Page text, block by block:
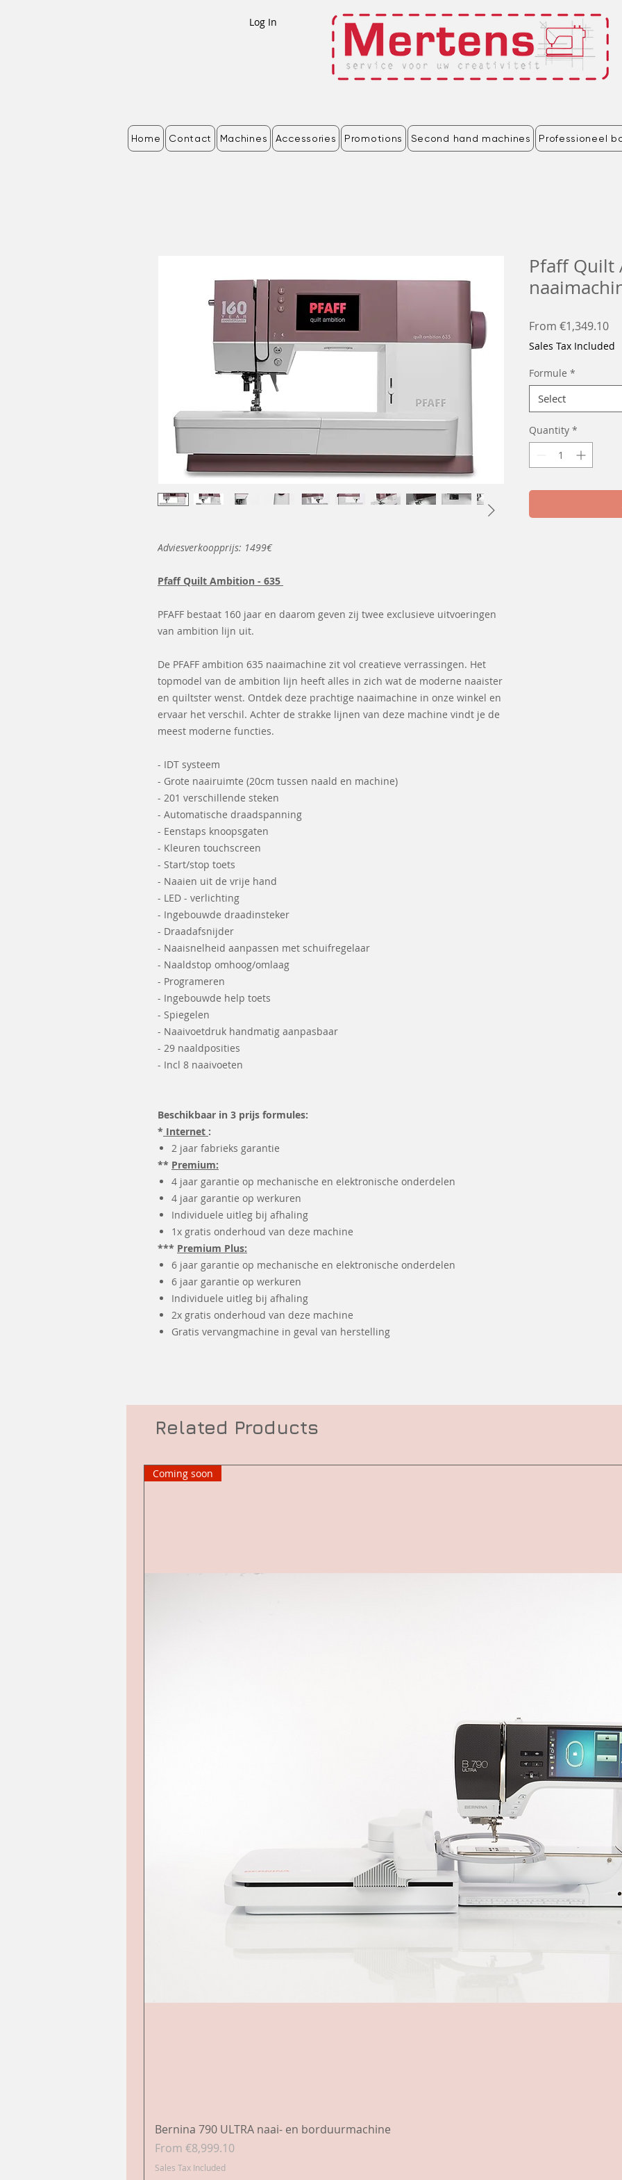
Log In
Home Contact Machines Accessories Promotions Second hand machines Professioneel
Adviesverkoopprijs: 1499€
Pfaff Quilt Ambition - 635
PFAFF bestaat 160 jaar en daarom geven zij twee exclusieve uitvoeringen
van ambition lijn uit.
De PFAFF ambition 635 naaimachine zit vol creatieve verrassingen. Het
topmodel van de ambition lijn heeft alles in zich wat de moderne naaister
en quiltster wenst. Ontdek deze prachtige naaimachine in onze winkel en
ervaar het verschil. Achter de strakke lijnen van deze machine vindt je de
meest moderne functies.
- IDT systeem
- Grote naairuimte (20cm tussen naald en machine)
- 201 verschillende steken
- Automatische draadspanning
- Eenstaps knoopsgaten
- Kleuren touchscreen
- Start/stop toets
- Naaien uit de vrije hand
- LED - verlichting
- Ingebouwde draadinsteker
- Draadafsnijder
- Naaisnelheid aanpassen met schuifregelaar
- Naaldstop omhoog/omlaag
- Programeren
- Ingebouwde help toets
- Spiegelen
- Naaivoetdruk handmatig aanpasbaar
- 29 naaldposities
- Incl 8 naaivoeten
Beschikbaar in 3 prijs formules:
* Internet :
2 jaar fabrieks garantie
** Premium:
4 jaar garantie op mechanische en elektronische onderdelen
4 jaar garantie op werkuren
Individuele uitleg bij afhaling
1x gratis onderhoud van deze machine
*** Premium Plus:
6 jaar garantie op mechanische en elektronische onderdelen
6 jaar garantie op werkuren
Individuele uitleg bij afhaling
2x gratis onderhoud van deze machine
Gratis vervangmachine in geval van herstelling
Pfaff Quilt
From €1,349.10Sale
Sales Tax Included
Formule *
Select
Quantity *
Related Products
Coming soon
Bernina 790 ULTRA naai- en borduurmachine
From €8,999.10
Sale Price
Sales Tax Included